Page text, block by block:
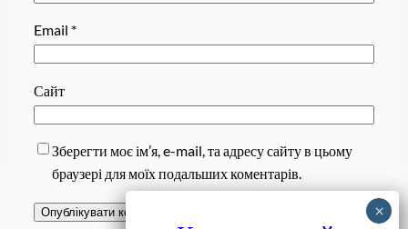
Email *
Сайт
Зберегти моє ім’я, e-mail, та адресу сайту в цьому
браузері для моїх подальших коментарів.